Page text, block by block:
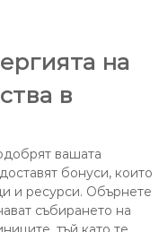
на
в
вашата
бонуси, които
и ресурси. Обърнете
събирането на